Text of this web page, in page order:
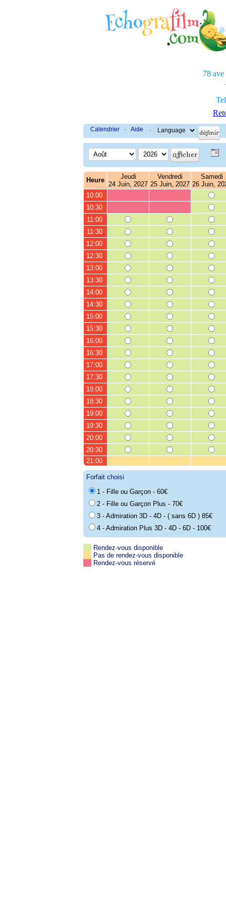
78 ave
Calendrier · Aide ·
Heure
Jeudi
24 Juin, 2027
Vendredi
25 Juin, 2027
Samedi
26 Juin,
10:00
10:30
11:00
11:30
12:00
12:30
13:00
13:30
14:00
14:30
15:00
15:30
16:00
16:30
17:00
17:30
18:00
18:30
19:00
19:30
20:00
20:30
21:00
Forfait choisi
1 - Fille ou Garçon - 60€
2 - Fille ou Garçon Plus - 70€
3 - Admiration 3D - 4D - ( sans 6D ) 85€
4 - Admiration Plus 3D - 4D - 6D - 100€
Rendez-vous disponible
Pas de rendez-vous disponible
Rendez-vous réservé